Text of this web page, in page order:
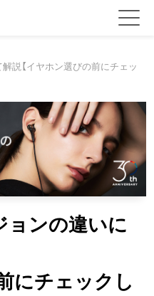
説【イヤホン選びの前にチェッ
ョンの違いに
にチェックし